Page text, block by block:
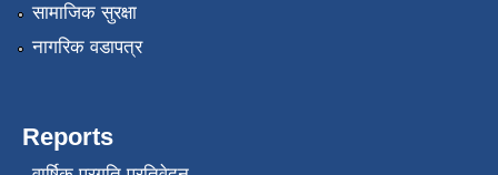
सामाजिक सुरक्षा
नागरिक वडापत्र
Reports